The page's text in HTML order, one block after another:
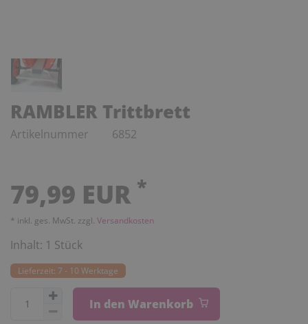
RAMBLER Trittbrett
Artikelnummer 6852
79,99 EUR *
* inkl. ges. MwSt. zzgl. Versandkosten
Inhalt: 1 Stück
Lieferzeit: 7 - 10 Werktage
In den Warenkorb